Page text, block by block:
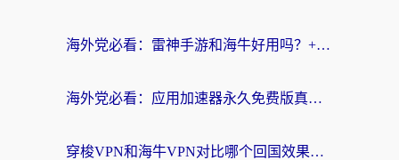
海外党必看：雷神手游和海牛好用吗？+3款热门加速器实测对比，附番茄加速器无缝回国指南
海外党必看：应用加速器永久免费版真的存在吗？教你选对回国加速器无缝刷国内资源
穿梭VPN和海牛VPN对比哪个回国效果更好？海外华人亲测3款热门加速器+避坑指南